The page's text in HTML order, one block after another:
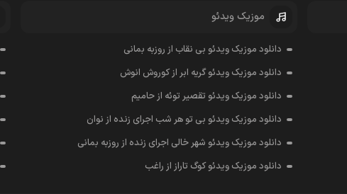
موزیک ویدئو
دانلود موزیک ویدئو بی نقاب از روزبه بمانی
دانلود موزیک ویدئو گریه ابر از کوروش انوش
دانلود موزیک ویدئو تقصیر توئه از حامیم
دانلود موزیک ویدئو بی تو هر شب اجرای زنده از نوان
دانلود موزیک ویدئو شهر خالی اجرای زنده از روزبه بمانی
دانلود موزیک ویدئو کوگ تاراز از راغب